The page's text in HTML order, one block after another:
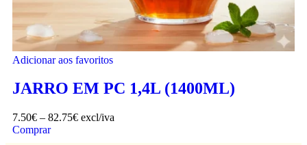
Adicionar aos favoritos
JARRO EM PC 1,4L (1400ML)
7.50€ – 82.75€ excl/iva
Comprar